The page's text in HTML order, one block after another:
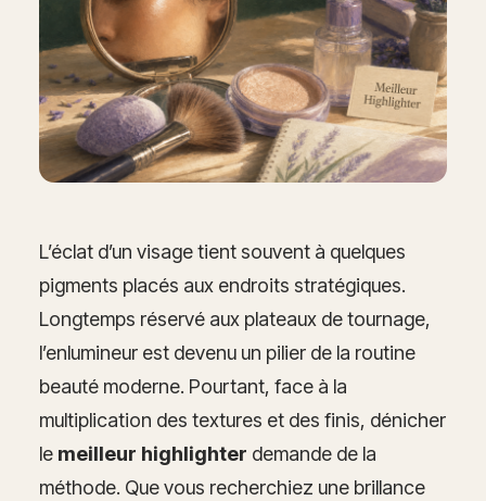
L’éclat d’un visage tient souvent à quelques
pigments placés aux endroits stratégiques.
Longtemps réservé aux plateaux de tournage,
l’enlumineur est devenu un pilier de la routine
beauté moderne. Pourtant, face à la
multiplication des textures et des finis, dénicher
le meilleur highlighter demande de la
méthode. Que vous recherchiez une brillance